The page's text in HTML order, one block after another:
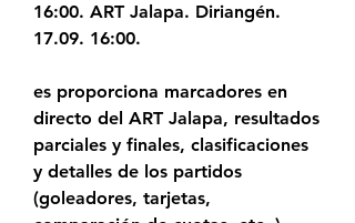
16:00. ART Jalapa. Diriangén.
17.09. 16:00.
es proporciona marcadores en
directo del ART Jalapa, resultados
parciales y finales, clasificaciones
y detalles de los partidos
(goleadores, tarjetas,